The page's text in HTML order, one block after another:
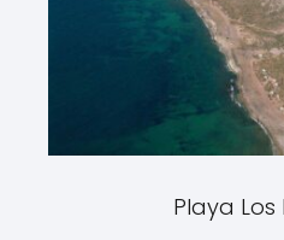
Playa